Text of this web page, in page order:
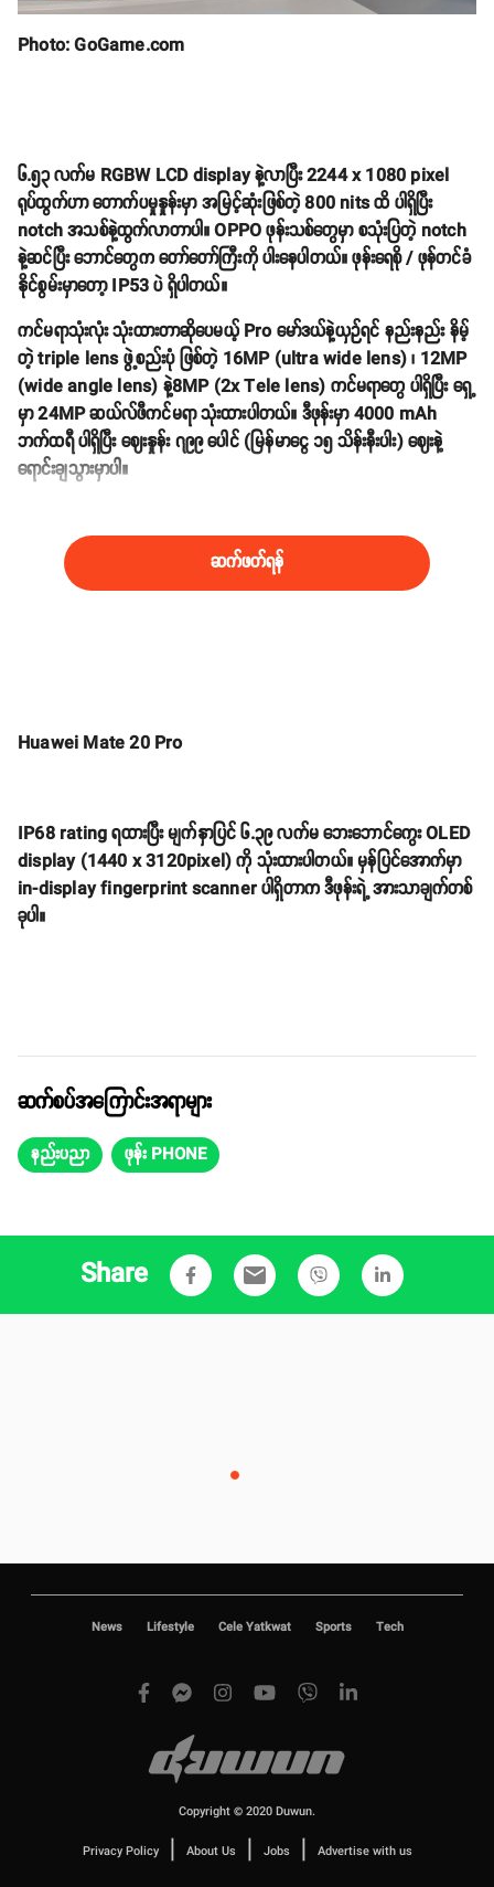
Photo: GoGame.com
၆.၅၃ လက်မ RGBW LCD display နဲ့လာပြီး 2244 x 1080 pixel
ရုပ်ထွက်ဟာ တောက်ပမှုနှုန်းမှာ အမြင့်ဆုံးဖြစ်တဲ့ 800 nits ထိ ပါရှိပြီး
notch အသစ်နဲ့ထွက်လာတာပါ။ OPPO ဖုန်းသစ်တွေမှာ စသုံးပြတဲ့ notch
နဲ့ဆင်ပြီး ဘောင်တွေက တော်တော်ကြီးကို ပါးနေပါတယ်။ ဖုန်းရေစို / ဖုန်တင်ခံ
နိုင်စွမ်းမှာတော့ IP53 ပဲ ရှိပါတယ်။
ကင်မရာသုံးလုံး သုံးထားတာဆိုပေမယ့် Pro မော်ဒယ်နဲ့ယှဉ်ရင် နည်းနည်း နိမ့်
တဲ့ triple lens ဖွဲ့စည်းပုံ ဖြစ်တဲ့ 16MP (ultra wide lens) ၊ 12MP
(wide angle lens) နဲ့8MP (2x Tele lens) ကင်မရာတွေ ပါရှိပြီး ရှေ့
မှာ 24MP ဆယ်လ်ဖီကင်မရာ သုံးထားပါတယ်။ ဒီဖုန်းမှာ 4000 mAh
ဘက်ထရီ ပါရှိပြီး ဈေးနှုန်း ၇၉၉ ပေါင် (မြန်မာငွေ ၁၅ သိန်းနီးပါး) ဈေးနဲ့
ရောင်းချသွားမှာပါ။
ဆက်ဖတ်ရန်
Huawei Mate 20 Pro
IP68 rating ရထားပြီး မျက်နှာပြင် ၆.၃၉ လက်မ ဘေးဘောင်ကွေး OLED
display (1440 x 3120pixel) ကို သုံးထားပါတယ်။ မှန်ပြင်အောက်မှာ
in-display fingerprint scanner ပါရှိတာက ဒီဖုန်းရဲ့ အားသာချက်တစ်
ခုပါ။
ဆက်စပ်အကြောင်းအရာများ
နည်းပညာ ဖုန်း PHONE
Share email
News Lifestyle Cele Yatkwat Sports Tech
Copyright © 2020 Duwun.
Privacy Policy | About Us | Jobs | Advertise with us